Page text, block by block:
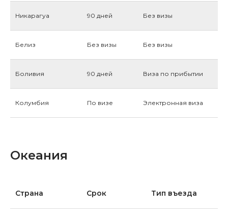
Никарагуа 90 дней Без визы
Белиз Без визы Без визы
Боливия 90 дней Виза по прибытии
Колумбия По визе Электронная виза
Океания
Страна Срок Тип въезда